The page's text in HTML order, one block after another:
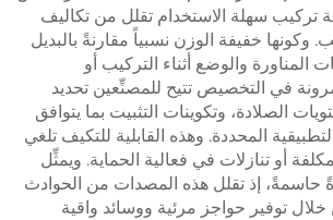
تركيب سهلة الاستخدام تقلل من تكاليف
وكونها خفيفة الوزن نسبياً مقارنةً بالبديل
المناورة والوضع أثناء التركيب أو
في التخصيص تتيح للمصنِّعين تحديد
الصلادة، وتكوينات التثبيت بما يتوافق
المحددة. وهذه القابلية للتكيف تلغي
أو تنازلات في فعالية الحماية. ويمثِّل
حاسمةً، إذ تقلل هذه المصدات من الحوادث
توفير حواجز مرئية ووسائد واقية